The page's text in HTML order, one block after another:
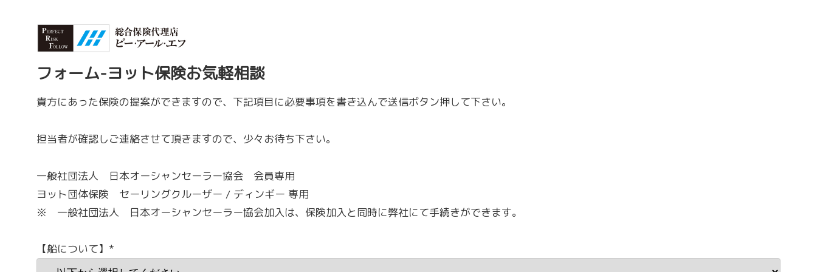
フォーム-ヨット保険お気軽相談
貴方にあった保険の提案ができますので、下記項目に必要事項を書き込んで送信ボタン押して下さい。
担当者が確認しご連絡させて頂きますので、少々お待ち下さい。
一般社団法人 日本オーシャンセーラー協会 会員専用
ヨット団体保険 セーリングクルーザー / ディンギー 専用
※ 一般社団法人 日本オーシャンセーラー協会加入は、保険加入と同時に弊社にて手続きができます。
【船について】*